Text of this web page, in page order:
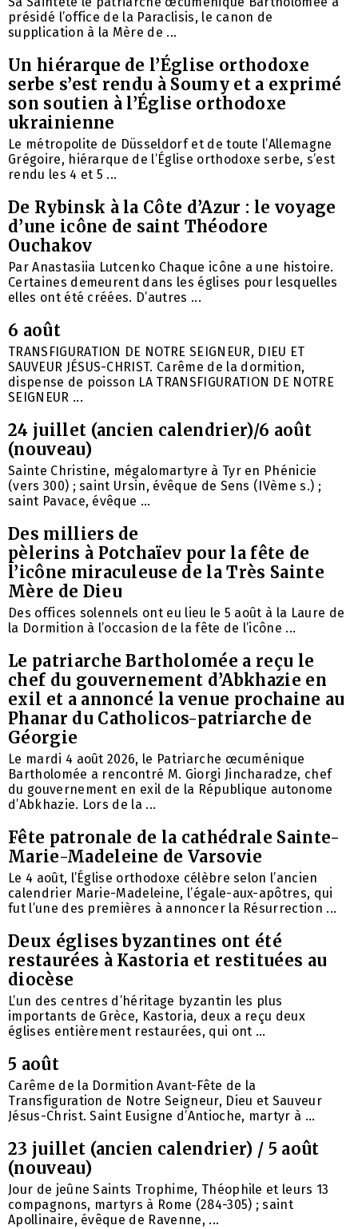
présidé l’office de la Paraclisis, le canon de
supplication à la Mère de ...
Un hiérarque de l’Église orthodoxe
serbe s’est rendu à Soumy et a exprimé
son soutien à l’Église orthodoxe
ukrainienne
Le métropolite de Düsseldorf et de toute l’Allemagne
Grégoire, hiérarque de l’Église orthodoxe serbe, s’est
rendu les 4 et 5 ...
De Rybinsk à la Côte d’Azur : le voyage
d’une icône de saint Théodore
Ouchakov
Par Anastasiia Lutcenko Chaque icône a une histoire.
Certaines demeurent dans les églises pour lesquelles
elles ont été créées. D’autres ...
6 août
TRANSFIGURATION DE NOTRE SEIGNEUR, DIEU ET
SAUVEUR JÉSUS-CHRIST. Carême de la dormition,
dispense de poisson LA TRANSFIGURATION DE NOTRE
SEIGNEUR ...
24 juillet (ancien calendrier)/6 août
(nouveau)
Sainte Christine, mégalomartyre à Tyr en Phénicie
(vers 300) ; saint Ursin, évêque de Sens (IVème s.) ;
saint Pavace, évêque ...
Des milliers de
pèlerins à Potchaïev pour la fête de
l’icône miraculeuse de la Très Sainte
Mère de Dieu
Des offices solennels ont eu lieu le 5 août à la Laure de
la Dormition à l’occasion de la fête de l’icône ...
Le patriarche Bartholomée a reçu le
chef du gouvernement d’Abkhazie en
exil et a annoncé la venue prochaine au
Phanar du Catholicos-patriarche de
Géorgie
Le mardi 4 août 2026, le Patriarche œcuménique
Bartholomée a rencontré M. Giorgi Jincharadze, chef
du gouvernement en exil de la République autonome
d’Abkhazie. Lors de la ...
Fête patronale de la cathédrale Sainte-
Marie-Madeleine de Varsovie
Le 4 août, l’Église orthodoxe célèbre selon l’ancien
calendrier Marie-Madeleine, l’égale-aux-apôtres, qui
fut l’une des premières à annoncer la Résurrection ...
Deux églises byzantines ont été
restaurées à Kastoria et restituées au
diocèse
L’un des centres d’héritage byzantin les plus
importants de Grèce, Kastoria, deux a reçu deux
églises entièrement restaurées, qui ont ...
5 août
Carême de la Dormition Avant-Fête de la
Transfiguration de Notre Seigneur, Dieu et Sauveur
Jésus-Christ. Saint Eusigne d’Antioche, martyr à ...
23 juillet (ancien calendrier) / 5 août
(nouveau)
Jour de jeûne Saints Trophime, Théophile et leurs 13
compagnons, martyrs à Rome (284-305) ; saint
Apollinaire, évêque de Ravenne, ...